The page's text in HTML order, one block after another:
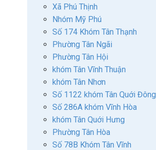
Xã Phú Thịnh
Nhóm Mỹ Phú
Số 174 Khóm Tân Thạnh
Phường Tân Ngãi
Phường Tân Hội
khóm Tân Vĩnh Thuận
khóm Tân Nhơn
Số 1122 khóm Tân Quới Đông
Số 286A khóm Vĩnh Hòa
khóm Tân Quới Hưng
Phường Tân Hòa
Số 78B Khóm Tân Vĩnh